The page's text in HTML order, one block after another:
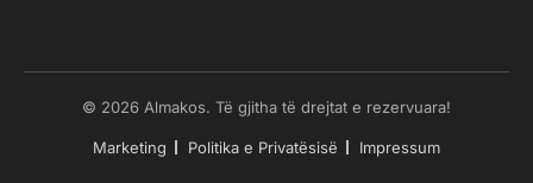
© 2026 Almakos. Të gjitha të drejtat e rezervuara!
Marketing Politika e Privatësisë Impressum